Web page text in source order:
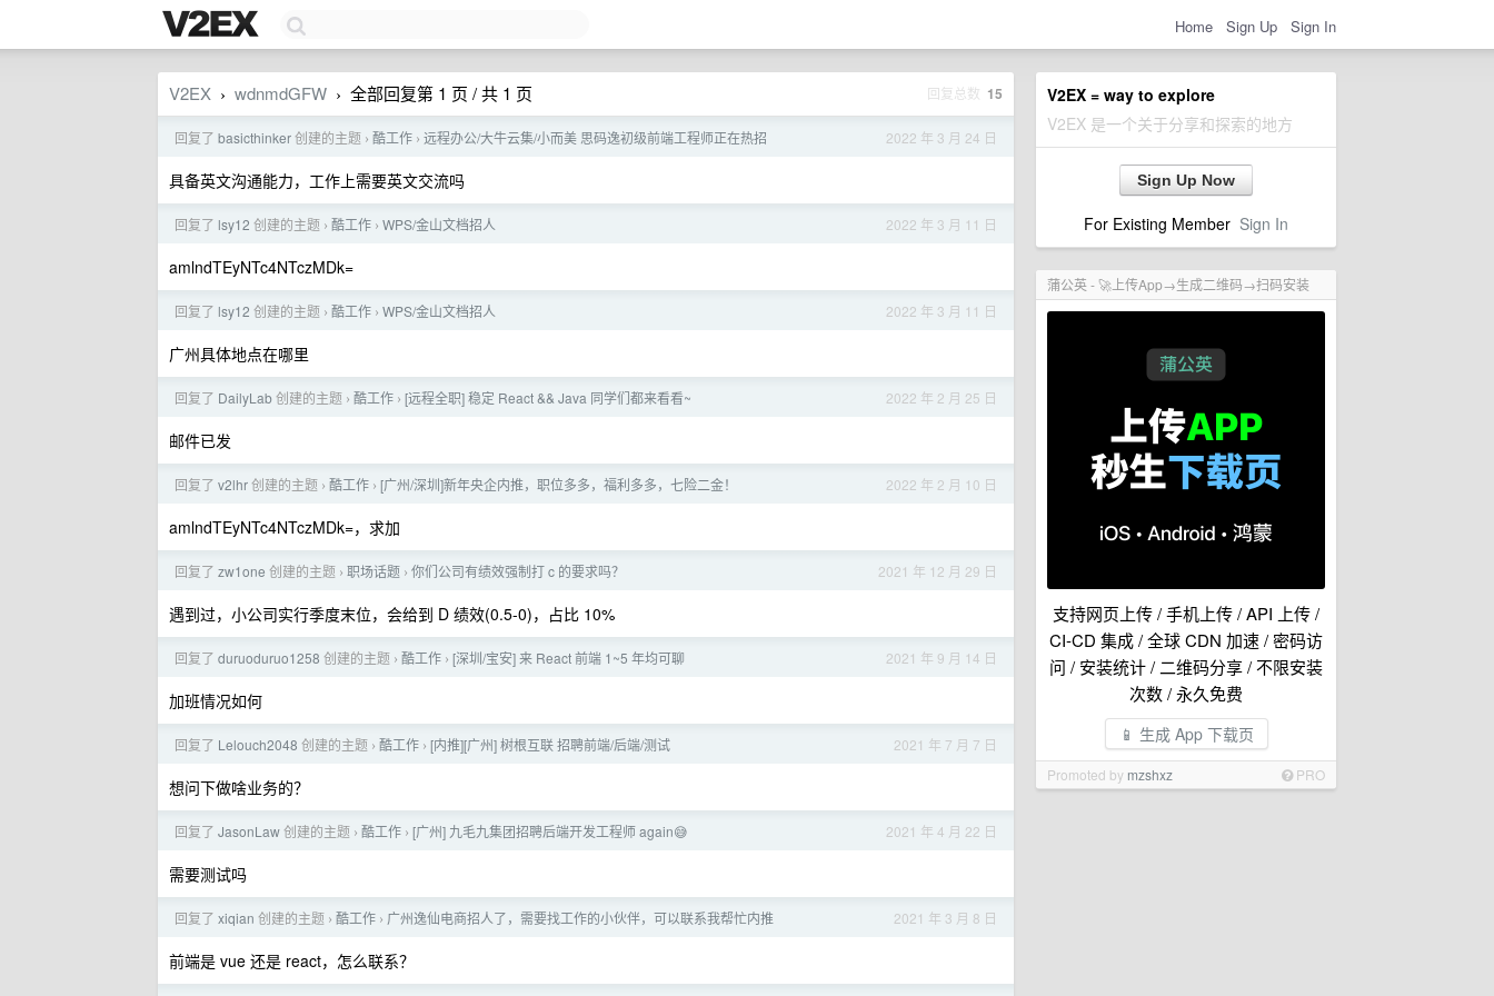
Home Sign Up Sign In
V2EX = way to explore
V2EX 是一个关于分享和探索的地方
Sign Up Now
For Existing Member Sign In
蒲公英 - 🚀上传App→生成二维码→扫码安装
支持网页上传 / 手机上传 / API 上传 /
CI-CD 集成 / 全球 CDN 加速 / 密码访
问 / 安装统计 / 二维码分享 / 不限安装
次数 / 永久免费
📱 生成 App 下载页
Promoted by mzshxz PRO
V2EX › wdnmdGFW › 全部回复第 1 页 / 共 1 页 回复总数 15
2022 年 3 月 24 日
回复了 basicthinker创建的主题 › 酷工作 › 远程办公/大牛云集/小而美 思码逸初级前端工程师正在热招
具备英文沟通能力，工作上需要英文交流吗
2022 年 3 月 11 日
回复了 lsy12 创建的主题 › 酷工作 › WPS/金山文档招人
amlndTEyNTc4NTczMDk=
2022 年 3 月 11 日
回复了 lsy12 创建的主题 › 酷工作 › WPS/金山文档招人
广州具体地点在哪里
2022 年 2 月 25 日
回复了 DailyLab创建的主题 › 酷工作 › [远程全职] 稳定 React && Java 同学们都来看看~
邮件已发
2022 年 2 月 10 日
回复了 v2lhr创建的主题 › 酷工作 › [广州/深圳]新年央企内推，职位多多，福利多多，七险二金！
amlndTEyNTc4NTczMDk=，求加
2021 年 12 月 29 日
回复了 zw1one 创建的主题 › 职场话题 › 你们公司有绩效强制打 c 的要求吗？
遇到过，小公司实行季度末位，会给到 D 绩效(0.5-0)，占比 10%
2021 年 9 月 14 日
回复了 duruoduruo1258 创建的主题 › 酷工作 › [深圳/宝安] 来 React 前端 1~5 年均可聊
加班情况如何
2021 年 7 月 7 日
回复了 Lelouch2048 创建的主题 › 酷工作 › [内推][广州] 树根互联 招聘前端/后端/测试
想问下做啥业务的？
2021 年 4 月 22 日
回复了 JasonLaw创建的主题 › 酷工作 › [广州] 九毛九集团招聘后端开发工程师 again😅
需要测试吗
2021 年 3 月 8 日
回复了 xiqian 创建的主题 › 酷工作 › 广州逸仙电商招人了，需要找工作的小伙伴，可以联系我帮忙内推
前端是 vue 还是 react，怎么联系？